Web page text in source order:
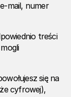
mail, numer
treści
się na
cyfrowej),